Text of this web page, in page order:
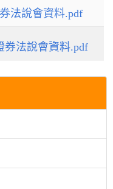
法說會資料.pdf
券法說會資料.pdf